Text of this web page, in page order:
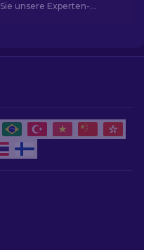
unsere Experten-